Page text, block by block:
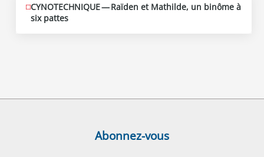
CYNOTECHNIQUE — Raïden et Mathilde, un binôme à
six pattes
Abonnez-vous